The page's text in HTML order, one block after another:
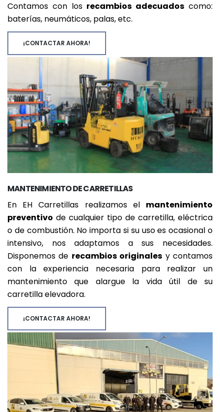
Contamos con los recambios adecuados como:
baterías, neumáticos, palas, etc.
¡CONTACTAR AHORA!
MANTENIMIENTO DE CARRETILLAS
En EH Carretillas realizamos el mantenimiento
preventivo de cualquier tipo de carretilla, eléctrica
o de combustión. No importa si su uso es ocasional o
intensivo, nos adaptamos a sus necesidades.
Disponemos de recambios originales y contamos
con la experiencia necesaria para realizar un
mantenimiento que alargue la vida útil de su
carretilla elevadora.
¡CONTACTAR AHORA!